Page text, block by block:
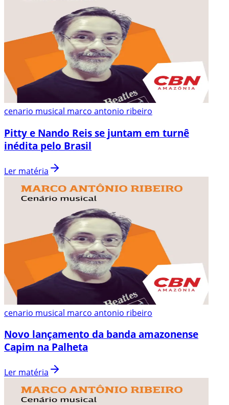
cenario musical marco antonio ribeiro
Pitty e Nando Reis se juntam em turnê
inédita pelo Brasil
Ler matéria
cenario musical marco antonio ribeiro
Novo lançamento da banda amazonense
Capim na Palheta
Ler matéria